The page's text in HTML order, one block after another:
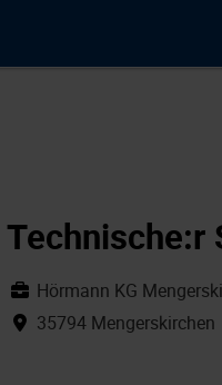
Technische:r
Hörmann KG
35794 Mengerskirchen